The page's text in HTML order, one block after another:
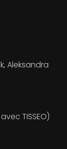
Aleksandra
TISSEO)